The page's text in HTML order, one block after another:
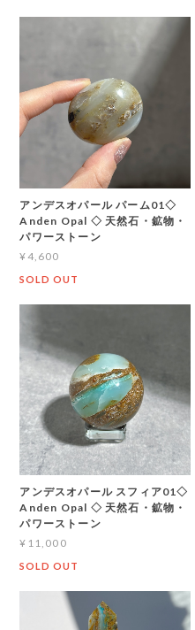
アンデスオパール パーム01◇
Anden Opal ◇ 天然石・鉱物・
パワーストーン
¥4,600
SOLD OUT
アンデスオパール スフィア01◇
Anden Opal ◇ 天然石・鉱物・
パワーストーン
¥11,000
SOLD OUT